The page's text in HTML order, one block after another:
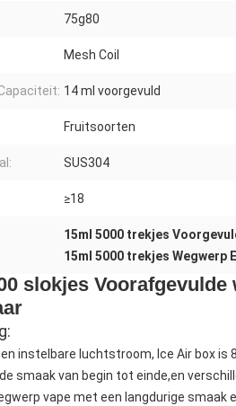
75g80
Mesh Coil
14 ml voorgevuld
Fruitsoorten
SUS304
≥18
15ml 5000 trekjes
15ml 5000 trekjes Wegwerp
slokjes
instelbare luchtstroom, Ice Air box
smaak van begin tot einde,en
vape met een langdurige smaak